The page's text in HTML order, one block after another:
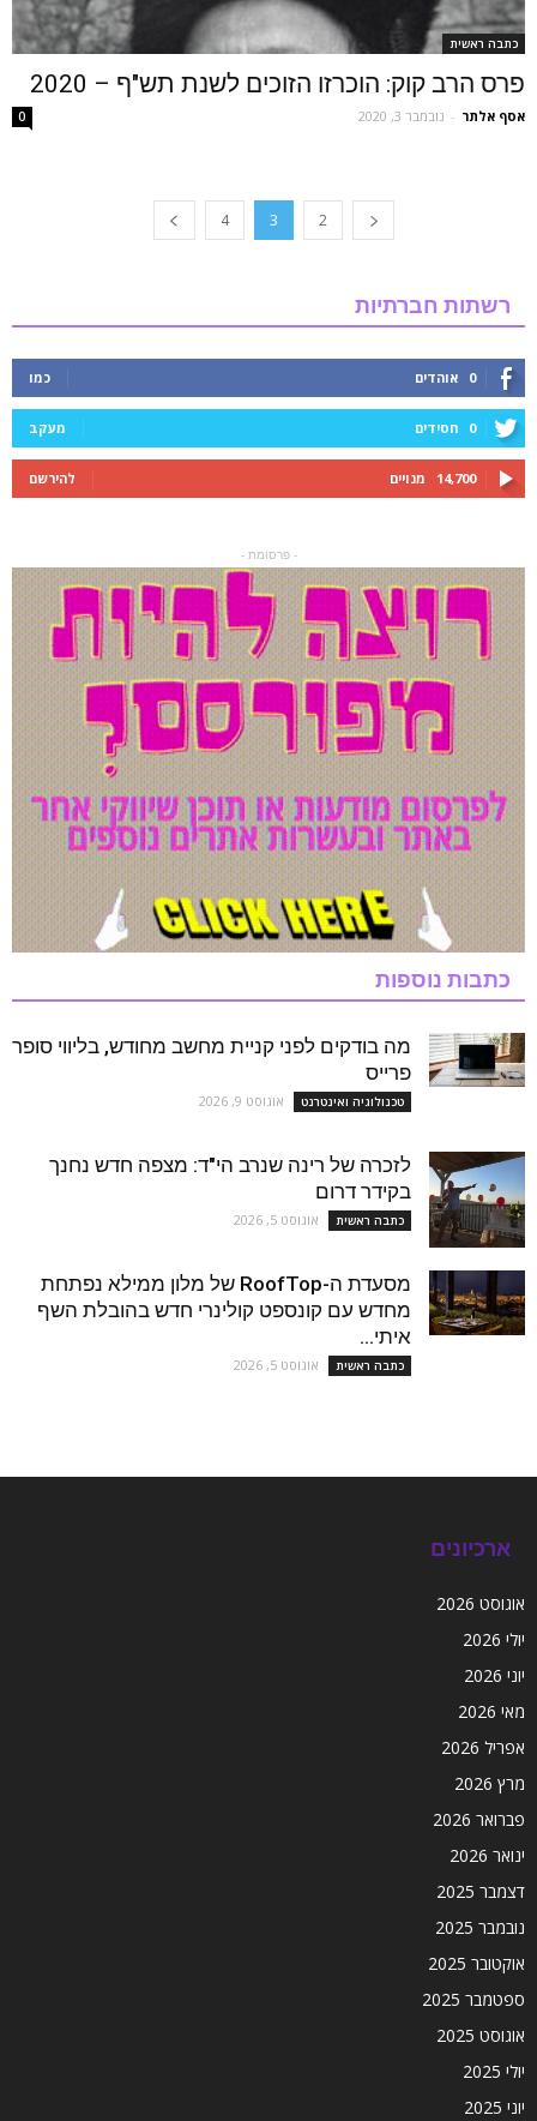
כתבה ראשית
פרס הרב קוק: הוכרזו הזוכים לשנת תש"ף – 2020
אסף אלתר - נובמבר 3, 2020 0
2
3
4
רשתות חברתיות
0 אוהדים כמו
0 חסידים מעקב
14,700 מנויים להירשם
- פרסומת -
כתבות נוספות
מה בודקים לפני קניית מחשב מחודש, בליווי סופר
פרייס
טכנולוגיה ואינטרנט אוגוסט 9, 2026
לזכרה של רינה שנרב הי"ד: מצפה חדש נחנך
בקידר דרום
כתבה ראשית אוגוסט 5, 2026
מסעדת ה-RoofTop של מלון ממילא נפתחת
מחדש עם קונספט קולינרי חדש בהובלת השף
איתי...
כתבה ראשית אוגוסט 5, 2026
ארכיונים
אוגוסט 2026
יולי 2026
יוני 2026
מאי 2026
אפריל 2026
מרץ 2026
פברואר 2026
ינואר 2026
דצמבר 2025
נובמבר 2025
אוקטובר 2025
ספטמבר 2025
אוגוסט 2025
יולי 2025
יוני 2025